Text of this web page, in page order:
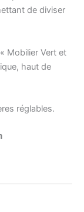
de diviser
Mobilier Vert et
haut de
réglables.